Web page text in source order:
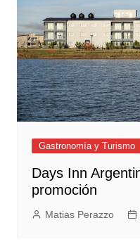
Gastronomía y Turismo
Days Inn
promoción
Matias Perazzo